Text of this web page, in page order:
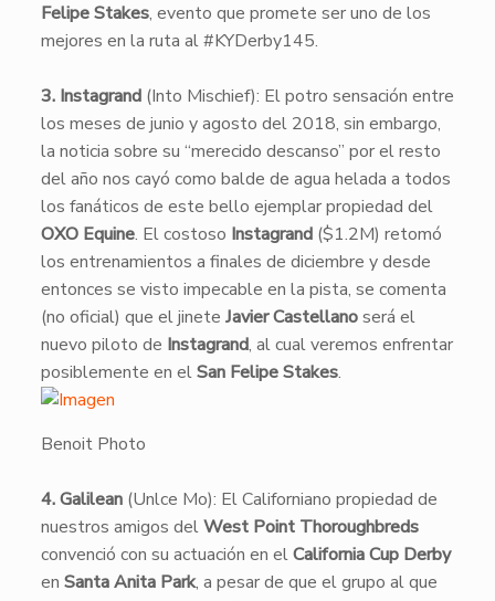
Felipe Stakes, evento que promete ser uno de los
mejores en la ruta al #KYDerby145.
3. Instagrand(Into Mischief): El potro sensación entre
los meses de junio y agosto del 2018, sin embargo,
la noticia sobre su “merecido descanso” por el resto
del año nos cayó como balde de agua helada a todos
los fanáticos de este bello ejemplar propiedad del
OXO Equine. El costoso Instagrand($1.2M) retomó
los entrenamientos a finales de diciembre y desde
entonces se visto impecable en la pista, se comenta
(no oficial) que el jinete Javier Castellanoserá el
nuevo piloto de Instagrand, al cual veremos enfrentar
posiblemente en elSan Felipe Stakes.
Benoit Photo
​4. Galilean(Unlce Mo): El Californiano propiedad de
nuestros amigos delWest Point Thoroughbreds
convenció con su actuación en elCalifornia Cup Derby
en Santa Anita Park, a pesar de que el grupo al que